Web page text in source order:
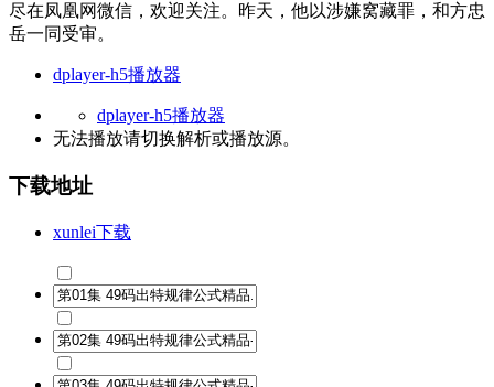
尽在凤凰网微信，欢迎关注。昨天，他以涉嫌窝藏罪，和方忠
岳一同受审。
dplayer-h5播放器
dplayer-h5播放器
无法播放请切换解析或播放源。
下载地址
xunlei下载